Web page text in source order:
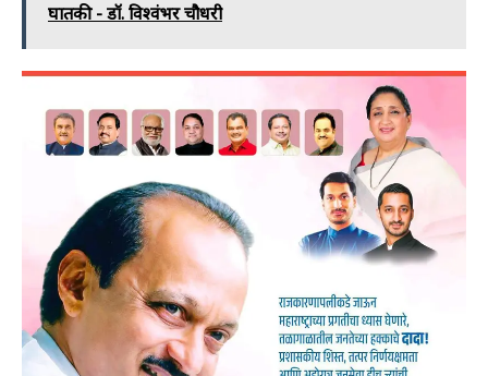
घातकी - डॉ. विश्वंभर चौधरी